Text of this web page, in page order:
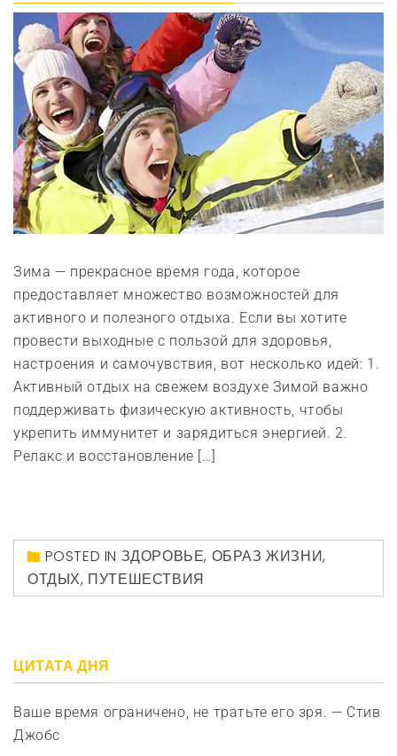
Зима — прекрасное время года, которое
предоставляет множество возможностей для
активного и полезного отдыха. Если вы хотите
провести выходные с пользой для здоровья,
настроения и самочувствия, вот несколько идей: 1.
Активный отдых на свежем воздухе Зимой важно
поддерживать физическую активность, чтобы
укрепить иммунитет и зарядиться энергией. 2.
Релакс и восстановление […]
POSTED IN ЗДОРОВЬЕ, ОБРАЗ ЖИЗНИ,
ОТДЫХ, ПУТЕШЕСТВИЯ
ЦИТАТА ДНЯ
Ваше время ограничено, не тратьте его зря. — Стив
Джобс